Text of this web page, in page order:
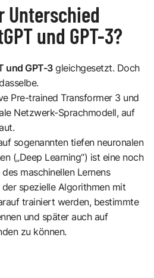
Unterschied
und GPT-3?
und GPT-3gleichgesetzt. Doch
Pre-trained Transformer 3 und
Netzwerk-Sprachmodell, auf
sogenannten tiefen neuronalen
(„Deep Learning“) ist eine noch
maschinellen Lernens
der spezielle Algorithmen mit
trainiert werden, bestimmte
und später auch auf
zu können.